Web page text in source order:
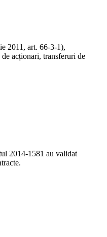
2011, art. 66-3-1),
acționari, transferuri de
2014-1581 au validat